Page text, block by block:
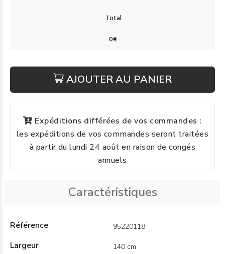
AJOUTER AU PANIER
Expéditions différées de vos commandes :
les expéditions de vos commandes seront traitées
à partir du lundi 24 août en raison de congés
annuels
Caractéristiques
Référence 95220118
Largeur 140 cm